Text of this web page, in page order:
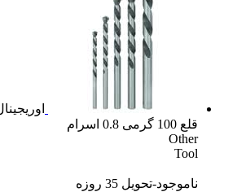
قلع 100 گرمی 0.8 اسرام
Other
Tool
ناموجود-تحویل 35 روزه